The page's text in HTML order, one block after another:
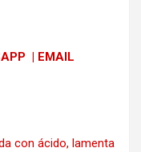
| EMAIL
con ácido, lamenta